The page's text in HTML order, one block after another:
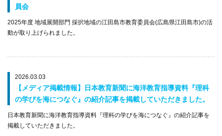
員会
2025年度 地域展開部門 採択地域の江田島市教育委員会(広島県江田島市)の活
動が取り上げられました。
2026.03.03
【メディア掲載情報】日本教育新聞に海洋教育指導資料『理科
の学びを海につなぐ』の紹介記事を掲載していただきました。
日本教育新聞に海洋教育指導資料『理科の学びを海につなぐ』の紹介記事を
掲載していただきました。